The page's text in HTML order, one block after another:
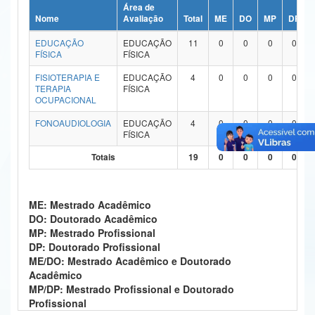
Ministério da Ciência, Tecnologia, Inovações e Comunicações
Ministério do Meio Ambiente
Ministério do Turismo
Ministério do Desenvolvimento Regional
Controladoria-Geral da União
Ministério da Mulher, da Família e dos Direitos Humanos
Secretaria de Governo
Gabinete de Segurança Institucional
Advocacia-Geral da União
Banco Central do Brasil
Nome
Área de
Avaliação
Total ME DO MP DP
EDUCAÇÃO
FÍSICA
EDUCAÇÃO
FÍSICA
11 0 0 0 0
FISIOTERAPIA E
TERAPIA
OCUPACIONAL
EDUCAÇÃO
FÍSICA
4 0 0 0 0
FONOAUDIOLOGIA
EDUCAÇÃO
FÍSICA
4 0 0 0 0
Totais 19 0 0 0 0
ME: Mestrado Acadêmico
DO: Doutorado Acadêmico
MP: Mestrado Profissional
DP: Doutorado Profissional
ME/DO: Mestrado Acadêmico e Doutorado
Acadêmico
MP/DP: Mestrado Profissional e Doutorado
Profissional